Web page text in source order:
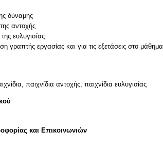
δύναμης
αντοχής
ευλυγισίας
γραπτής εργασίας και για τις εξετάσεις στο μάθημα
παιχνίδια αντοχής, παιχνίδια ευλυγισίας
και Επικοινωνιών